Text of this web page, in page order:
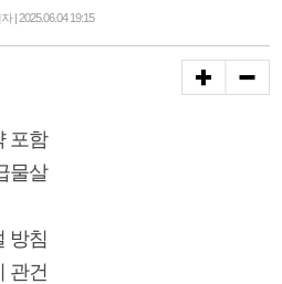
| 2025.06.04 19:15
포함
물살
방침
관건